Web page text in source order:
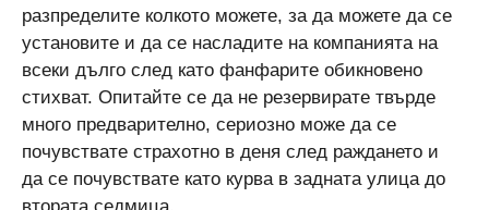
разпределите колкото можете, за да можете да се
установите и да се насладите на компанията на
всеки дълго след като фанфарите обикновено
стихват. Опитайте се да не резервирате твърде
много предварително, сериозно може да се
почувствате страхотно в деня след раждането и
да се почувствате като курва в задната улица до